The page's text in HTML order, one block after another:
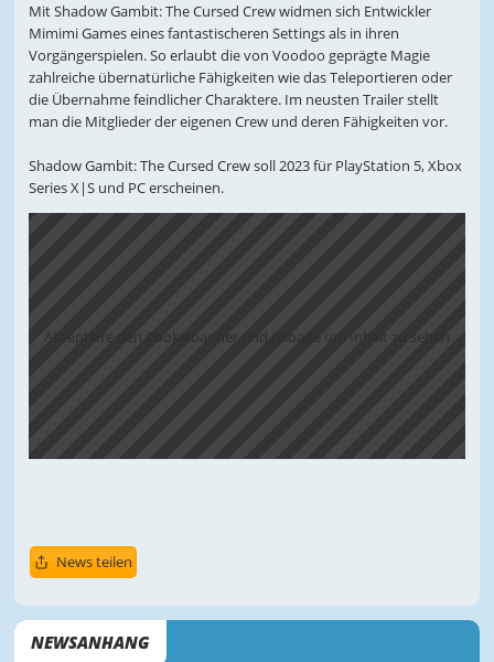
Mit Shadow Gambit: The Cursed Crew widmen sich Entwickler
Mimimi Games eines fantastischeren Settings als in ihren
Vorgängerspielen. So erlaubt die von Voodoo geprägte Magie
zahlreiche übernatürliche Fähigkeiten wie das Teleportieren oder
die Übernahme feindlicher Charaktere. Im neusten Trailer stellt
man die Mitglieder der eigenen Crew und deren Fähigkeiten vor.
Shadow Gambit: The Cursed Crew soll 2023 für PlayStation 5, Xbox
Series X|S und PC erscheinen.
Akzeptiere den Cookiebanner und reloade um Inhalt zu sehen
News teilen
NEWSANHANG